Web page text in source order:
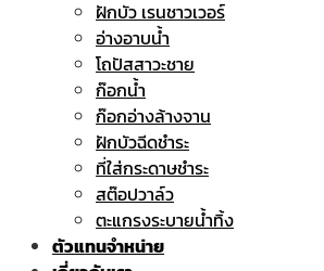
ฝักบัว เรนชาวเวอร์
อ่างอาบน้ำ
โถปัสสาวะชาย
ก๊อกน้ำ
ก๊อกอ่างล้างจาน
ฝักบัวฉีดชำระ
ที่ใส่กระดาษชำระ
สต๊อปวาล์ว
ตะแกรงระบายน้ำทิ้ง
ตัวแทนจำหน่าย